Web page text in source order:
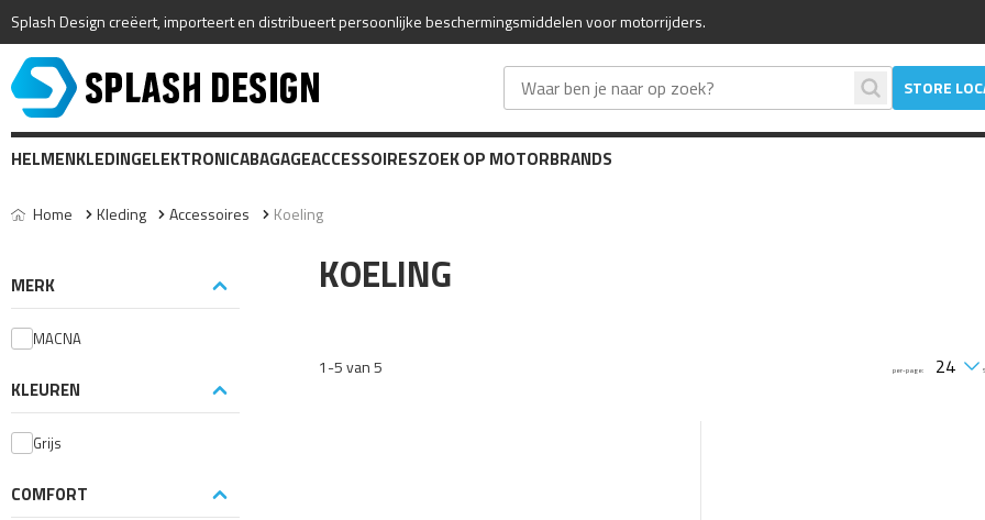
Splash Design creëert, importeert en distribueert persoonlijke beschermingsmiddelen voor motorrijders.
STORE
HELMENKLEDINGELEKTRONICABAGAGEACCESSOIRESZOEK OP MOTORBRANDS
Home Kleding Accessoires Koeling
MERK
MACNA
KLEUREN
Grijs
COMFORT
KOELING
1-5 van 5 per-page: